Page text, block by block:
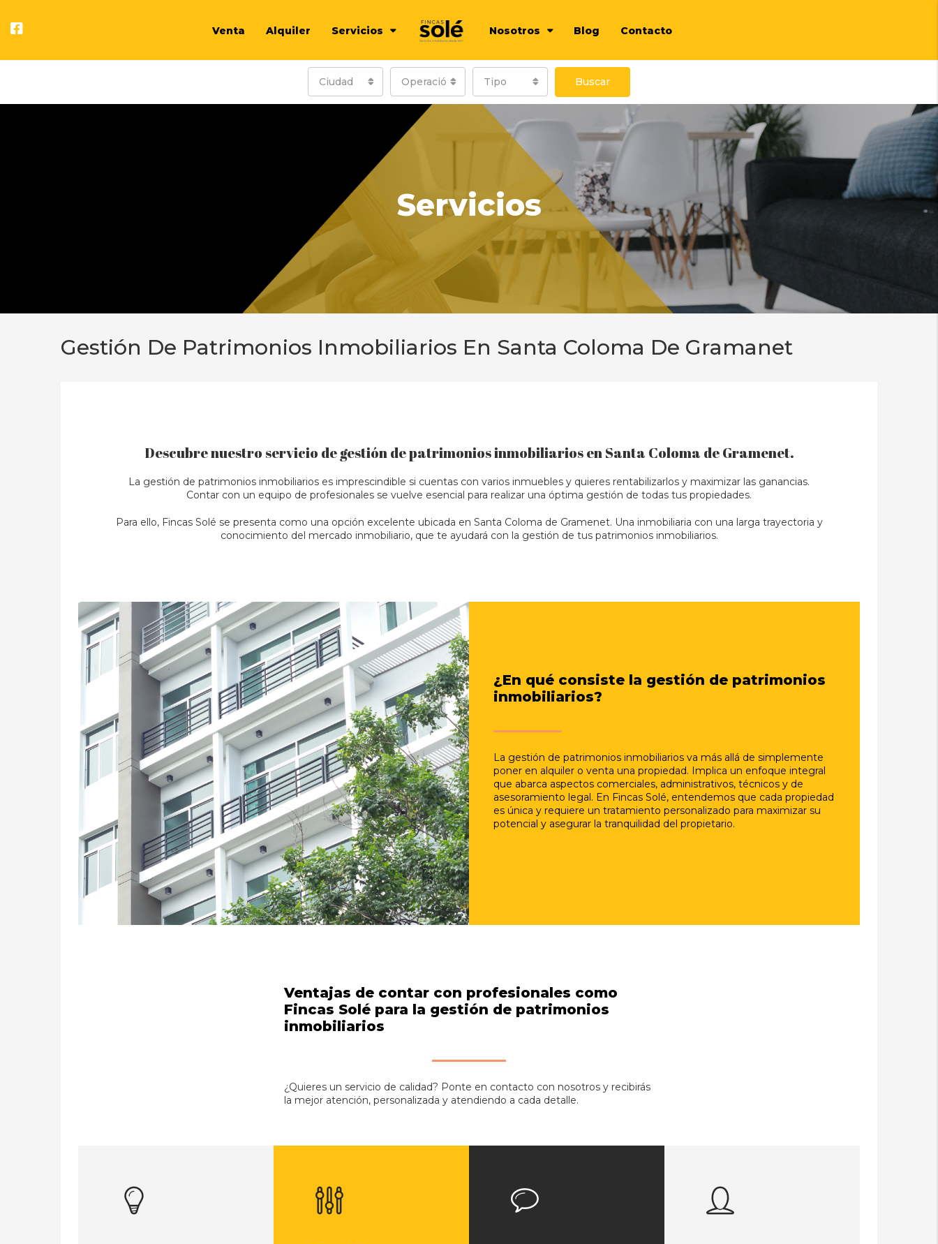
Venta Alquiler Servicios Nosotros Blog Contacto
Ciudad Operación Tipo Buscar
Servicios
Gestión De Patrimonios Inmobiliarios En Santa Coloma De Gramanet
Descubre nuestro servicio de gestión de patrimonios inmobiliarios en Santa Coloma de Gramenet.
La gestión de patrimonios inmobiliarios es imprescindible si cuentas con varios inmuebles y quieres rentabilizarlos y maximizar las ganancias.
Contar con un equipo de profesionales se vuelve esencial para realizar una óptima gestión de todas tus propiedades.
Para ello, Fincas Solé se presenta como una opción excelente ubicada en Santa Coloma de Gramenet. Una inmobiliaria con una larga trayectoria y
conocimiento del mercado inmobiliario, que te ayudará con la gestión de tus patrimonios inmobiliarios.
¿En qué consiste la gestión de patrimonios
inmobiliarios?
La gestión de patrimonios inmobiliarios va más allá de simplemente
poner en alquiler o venta una propiedad. Implica un enfoque integral
que abarca aspectos comerciales, administrativos, técnicos y de
asesoramiento legal. En Fincas Solé, entendemos que cada propiedad
es única y requiere un tratamiento personalizado para maximizar su
potencial y asegurar la tranquilidad del propietario.
Ventajas de contar con profesionales como
Fincas Solé para la gestión de patrimonios
inmobiliarios
¿Quieres un servicio de calidad? Ponte en contacto con nosotros y recibirás
la mejor atención, personalizada y atendiendo a cada detalle.